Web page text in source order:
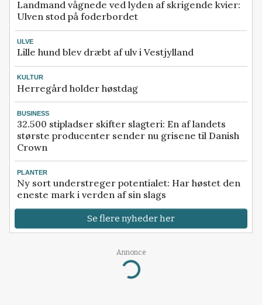
Landmand vågnede ved lyden af skrigende kvier:
Ulven stod på foderbordet
ULVE
Lille hund blev dræbt af ulv i Vestjylland
KULTUR
Herregård holder høstdag
BUSINESS
32.500 stipladser skifter slagteri: En af landets
største producenter sender nu grisene til Danish
Crown
PLANTER
Ny sort understreger potentialet: Har høstet den
eneste mark i verden af sin slags
Se flere nyheder her
Annonce
Loading...